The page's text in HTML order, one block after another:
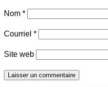
Nom *
Courriel *
Site web